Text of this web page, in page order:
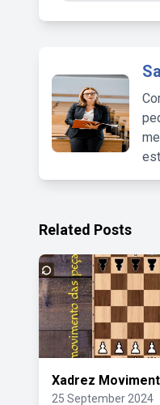
Related Posts
Xadrez
25 September 2024